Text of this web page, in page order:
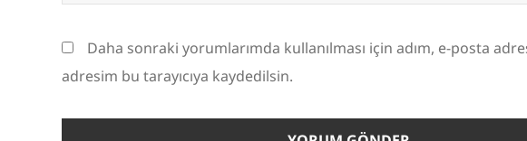
Daha sonraki yorumlarımda kullanılması için adım, e-posta
adresim bu tarayıcıya kaydedilsin.